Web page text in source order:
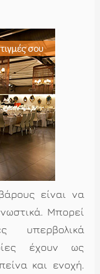
είναι να
Μπορεί
υπερβολικά
έχουν ως
και ενοχή.